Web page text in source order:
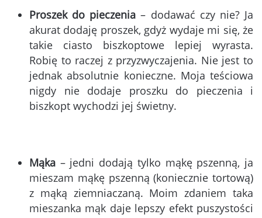
Proszek do pieczenia – dodawać czy nie? Ja
akurat dodaję proszek, gdyż wydaje mi się, że
takie ciasto biszkoptowe lepiej wyrasta.
Robię to raczej z przyzwyczajenia. Nie jest to
jednak absolutnie konieczne. Moja teściowa
nigdy nie dodaje proszku do pieczenia i
biszkopt wychodzi jej świetny.
Mąka – jedni dodają tylko mąkę pszenną, ja
mieszam mąkę pszenną (koniecznie tortową)
z mąką ziemniaczaną. Moim zdaniem taka
mieszanka mąk daje lepszy efekt puszystości